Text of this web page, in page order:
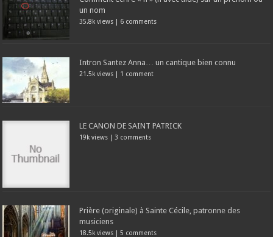
un nom
35.8k views | 6 comments
Intron Santez Anna… un cantique bien connu
21.5k views | 1 comment
LE CANON DE SAINT PATRICK
19k views | 3 comments
Prière (originale) à Sainte Cécile, patronne des
musiciens
18.5k views |5 comments